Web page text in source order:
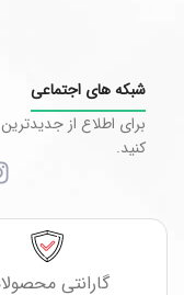
شبکه های اجتماعی
برای اطلاع از
کنید.
گارانتی